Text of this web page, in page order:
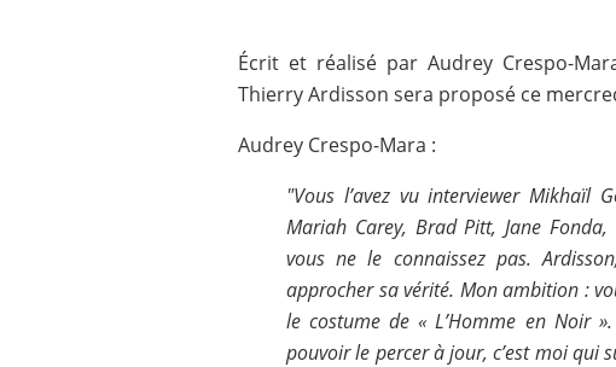
Écrit et réalisé par Audrey Crespo-
Thierry Ardisson sera proposé ce
Audrey Crespo-Mara :
"Vous l’avez vu interviewer Mikhaïl
Mariah Carey, Brad Pitt, Jane
vous ne le connaissez pas.
approcher sa vérité. Mon ambition :
le costume de « L’Homme en Noir
pouvoir le percer à jour, c’est moi qui